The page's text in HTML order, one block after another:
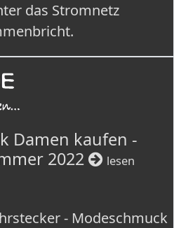
das Stromnetz
Damen kaufen -
2022
lesen
- Modeschmuck